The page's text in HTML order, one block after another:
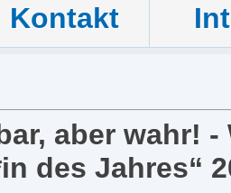
Kontakt
aber wahr! -
des Jahres“